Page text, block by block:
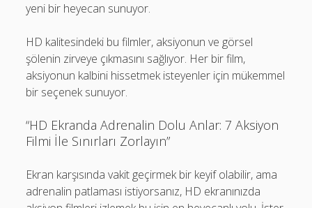
yeni bir heyecan sunuyor.
HD kalitesindeki bu filmler, aksiyonun ve görsel
şölenin zirveye çıkmasını sağlıyor. Her bir film,
aksiyonun kalbini hissetmek isteyenler için mükemmel
bir seçenek sunuyor.
“HD Ekranda Adrenalin Dolu Anlar: 7 Aksiyon
Filmi İle Sınırları Zorlayın”
Ekran karşısında vakit geçirmek bir keyif olabilir, ama
adrenalin patlaması istiyorsanız, HD ekranınızda